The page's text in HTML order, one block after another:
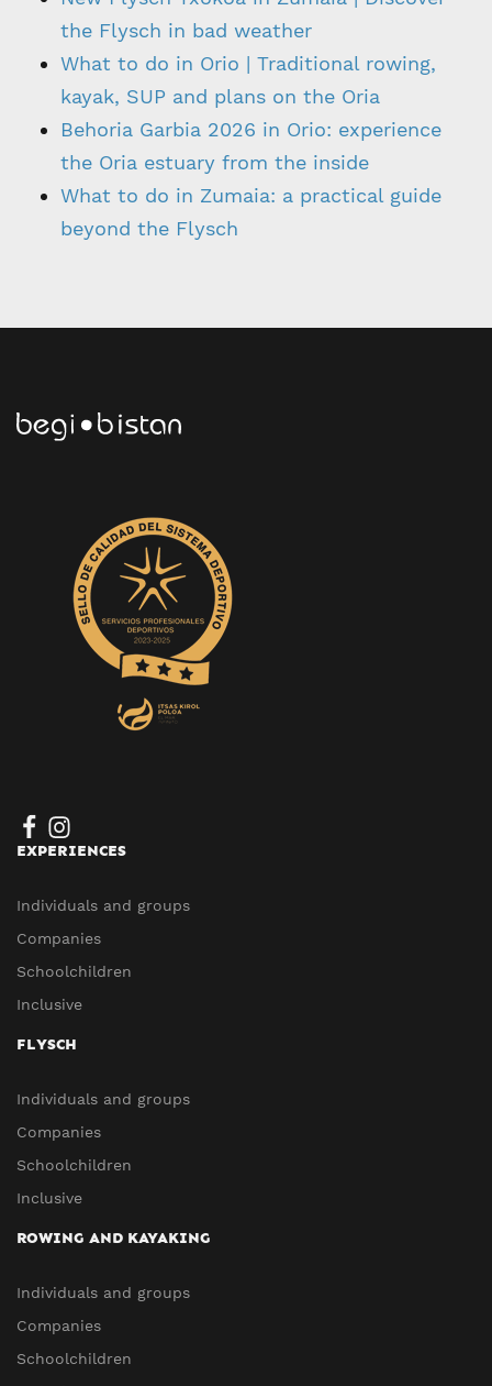
the Flysch in bad weather
What to do in Orio | Traditional rowing,
kayak, SUP and plans on the Oria
Behoria Garbia 2026 in Orio: experience
the Oria estuary from the inside
What to do in Zumaia: a practical guide
beyond the Flysch
EXPERIENCES
Individuals and groups
Companies
Schoolchildren
Inclusive
FLYSCH
Individuals and groups
Companies
Schoolchildren
Inclusive
ROWING AND KAYAKING
Individuals and groups
Companies
Schoolchildren